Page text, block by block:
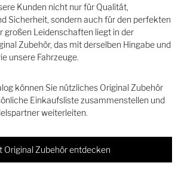
Kunden nicht nur für Qualität,
Sicherheit, sondern auch für den perfekten
großen Leidenschaften liegt in der
Zubehör, das mit derselben Hingabe und
unsere Fahrzeuge.
können Sie nützliches Original Zubehör
Einkaufsliste zusammenstellen und
weiterleiten.
Original Zubehör entdecken